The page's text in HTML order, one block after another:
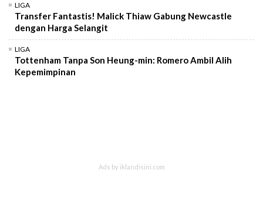
LIGA
Transfer Fantastis! Malick Thiaw Gabung Newcastle
dengan Harga Selangit
LIGA
Tottenham Tanpa Son Heung-min: Romero Ambil Alih
Kepemimpinan